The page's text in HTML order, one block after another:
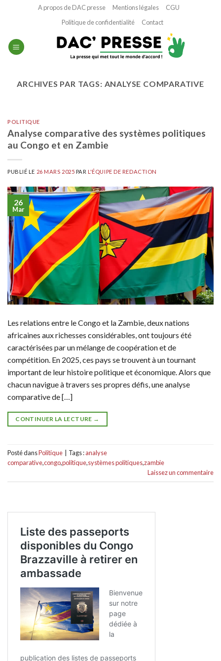
A propos de DAC presse Mentions légales
CGU
Politique de confidentialité
Contact
ARCHIVES PAR TAGS: ANALYSE COMPARATIVE
POLITIQUE
Analyse comparative des systèmes politiques
au Congo et en Zambie
PUBLIÉ LE 26 MARS 2025 PARL'ÉQUIPE DE REDACTION
26
Mar
Les relations entre le Congo et la Zambie, deux nations
africaines aux richesses considérables, ont toujours été
caractérisées par un mélange de coopération et de
compétition. En 2025, ces pays se trouvent à un tournant
important de leur histoire politique et économique. Alors que
chacun navigue à travers ses propres défis, une analyse
comparative de […]
CONTINUER LA LECTURE →
Posté dansPolitique Tags :analyse
comparative,congo,politique,systèmes politiques,zambie
Laissez un commentaire